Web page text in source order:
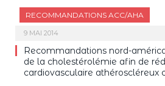
RECOMMANDATIONS ACC/AHA
9 MAI 2014
Recommandations nord-
de la cholestérolémie afin de
cardiovasculaire athéroscléreux